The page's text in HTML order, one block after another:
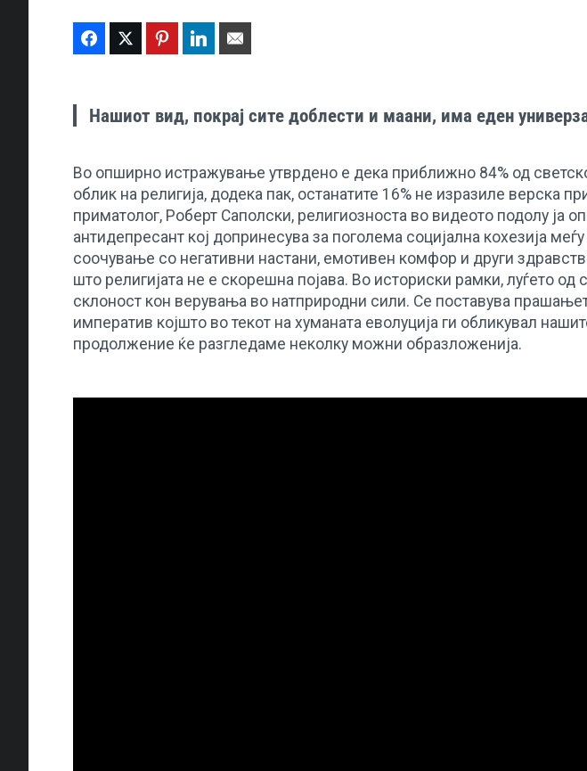
FacebookTwitter PinterestLinkedIn
Нашиот вид, покрај сите доблести и маани, има еден
Во опширно истражување утврдено е дека приближно 84% од
облик на религија, додека пак, останатите 16% не изразиле верска
приматолог, Роберт Саполски, религиозноста во видеото подолу ја
антидепресант кој допринесува за поголема социјална кохезија
соочување со негативни настани, емотивен комфор и други
што религијата не е скорешна појава. Во историски рамки, луѓето од
склоност кон верувања во натприродни сили. Се поставува
императив којшто во текот на хуманата еволуција ги обликувал
продолжение ќе разгледаме неколку можни образложенија.